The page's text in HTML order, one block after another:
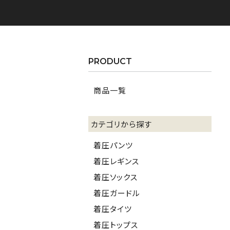
PRODUCT
商品一覧
カテゴリから探す
着圧パンツ
着圧レギンス
着圧ソックス
着圧ガードル
着圧タイツ
着圧トップス